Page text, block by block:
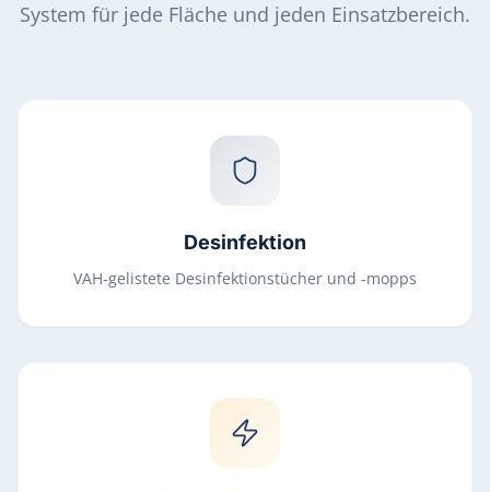
System für jede Fläche und jeden Einsatzbereich.
Desinfektion
VAH-gelistete Desinfektionstücher und -mopps